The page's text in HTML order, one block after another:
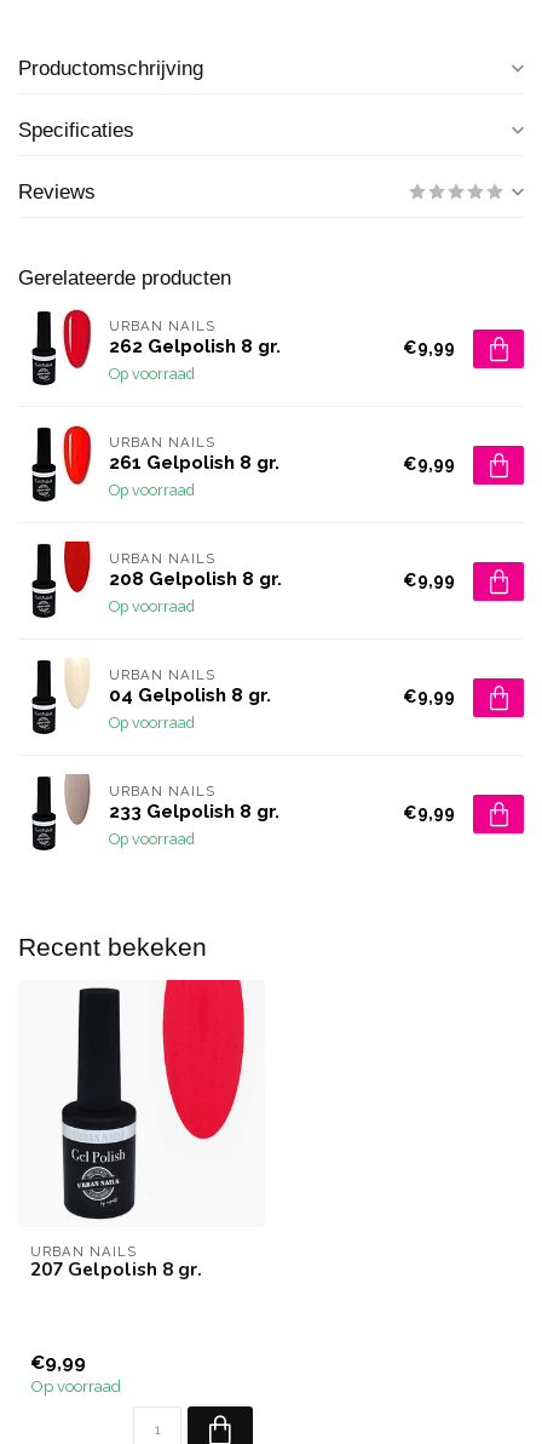
Productomschrijving
Specificaties
Reviews
Gerelateerde producten
URBAN NAILS
262 Gelpolish 8 gr.
Op voorraad
€9,99
URBAN NAILS
261 Gelpolish 8 gr.
Op voorraad
€9,99
URBAN NAILS
208 Gelpolish 8 gr.
Op voorraad
€9,99
URBAN NAILS
04 Gelpolish 8 gr.
Op voorraad
€9,99
URBAN NAILS
233 Gelpolish 8 gr.
Op voorraad
€9,99
Recent bekeken
URBAN NAILS
207 Gelpolish 8 gr.
€9,99
Op voorraad